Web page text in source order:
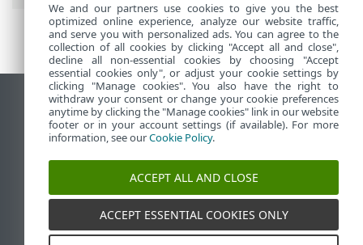
Vizualizare site pentru desktop
End of Life
Baza de cunoștințe ESET
Forum ESET
ESET Status Portal
Asistenţă regională
We and our partners use cookies to give you the best
optimized online experience, analyze our website traffic,
and serve you with personalized ads. You can agree to the
collection of all cookies by clicking "Accept all and close",
decline all non-essential cookies by choosing "Accept
essential cookies only", or adjust your cookie settings by
clicking "Manage cookies". You also have the right to
withdraw your consent or change your cookie preferences
anytime by clicking the "Manage cookies" link in our website
footer or in your account settings (if available). For more
information, see ourCookie Policy.
ACCEPT ALL AND CLOSE
ACCEPT ESSENTIAL COOKIES ONLY